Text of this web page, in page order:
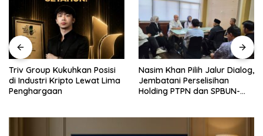
Nasim Khan Pilih Jalur Dialog,
Jembatani Perselisihan
Holding PTPN dan SPBUN-
Eko Febriyanto Datangi
DPRD Situbondo, Tantang
Adu Data LHP BPK Soal Klaim